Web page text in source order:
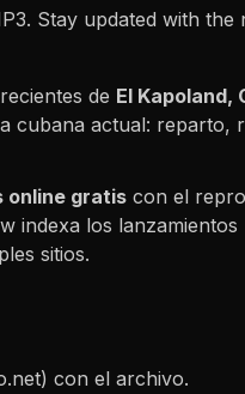
Stay updated with
de El Kapoland,
cubana actual:
online gratis con el
indexa los
sitios.
con el archivo.